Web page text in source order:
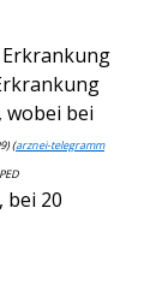
wobei bei
(arznei-telegramm
bei 20